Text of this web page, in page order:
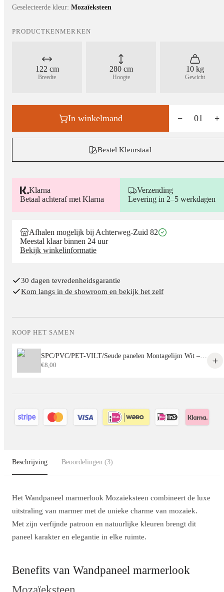
Geselecteerde kleur: Mozaïeksteen
PRODUCTKENMERKEN
122 cm
Breedte
280 cm
Hoogte
10 kg
Gewicht
In winkelmand − 01 +
Bestel Kleurstaal
Klarna
Betaal achteraf met Klarna
Verzending
Levering in 2–5 werkdagen
Afhalen mogelijk bij Achterweg-Zuid 82
Meestal klaar binnen 24 uur
Bekijk winkelinformatie
30 dagen tevredenheidsgarantie
Kom langs in de showroom en bekijk het zelf
KOOP HET SAMEN
SPC/PVC/PET-VILT/Seude panelen Montagelijm Wit – Sterke Lijm voor Alle Decoratieve Panelen
€8,00
Beschrijving Beoordelingen (3)
Het Wandpaneel marmerlook Mozaïeksteen combineert de luxe
uitstraling van marmer met de unieke charme van mozaïek.
Met zijn verfijnde patroon en natuurlijke kleuren brengt dit
paneel karakter en elegantie in elke ruimte.
Benefits van Wandpaneel marmerlook